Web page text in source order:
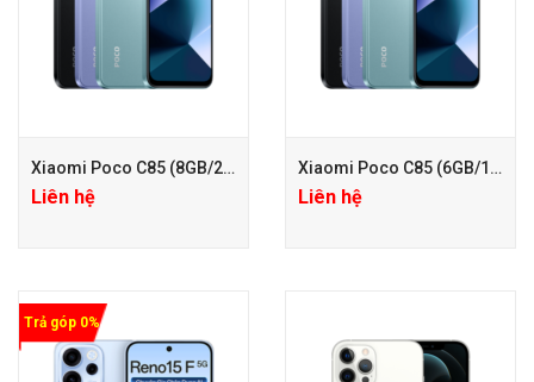
Xiaomi Poco C85 (8GB/256GB)
Liên hệ
+ Hotsale giảm 200.000 (Giá
Xiaomi Poco C85 (6GB/128GB)
Liên hệ
+ Hotsale giảm 200.000 (Giá
Trả góp 0%